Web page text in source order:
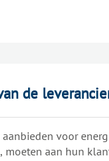
de
voor
aan hun